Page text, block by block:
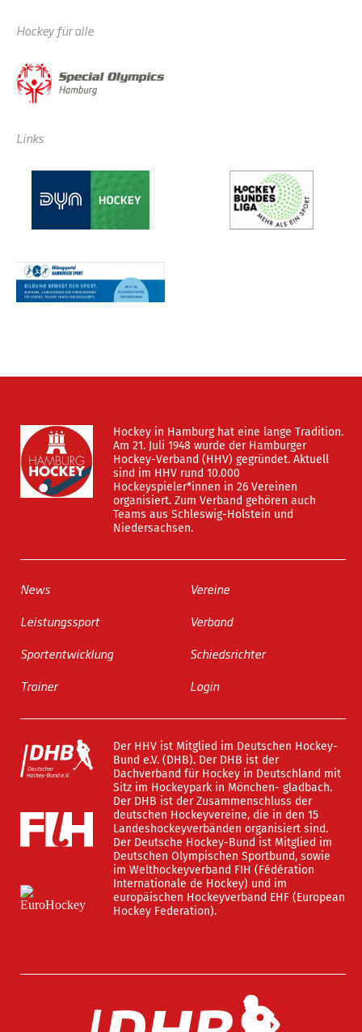
Hockey für alle
Links
Hockey in Hamburg hat eine lange Tradition.
Am 21. Juli 1948 wurde der Hamburger
Hockey-Verband (HHV) gegründet. Aktuell
sind im HHV rund 10.000
Hockeyspieler*innen in 26 Vereinen
organisiert. Zum Verband gehören auch
Teams aus Schleswig-Holstein und
Niedersachsen.
News
Leistungssport
Sportentwicklung
Trainer
Vereine
Verband
Schiedsrichter
Login
Der HHV ist Mitglied im Deutschen Hockey-
Bund e.V. (DHB). Der DHB ist der
Dachverband für Hockey in Deutschland mit
Sitz im Hockeypark in Mönchen- gladbach.
Der DHB ist der Zusammenschluss der
deutschen Hockeyvereine, die in den 15
Landeshockeyverbänden organisiert sind.
Der Deutsche Hockey-Bund ist Mitglied im
Deutschen Olympischen Sportbund, sowie
im Welthockeyverband FIH (Fédération
Internationale de Hockey) und im
europäischen Hockeyverband EHF (European
Hockey Federation).